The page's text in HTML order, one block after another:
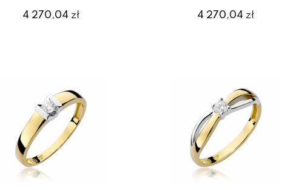
4 270,04 zł 4 270,04 zł